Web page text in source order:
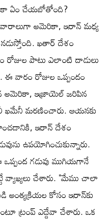
ఏం చేయబోతోంది?
వారాలుగా అమెరికా, ఇరాన్ మధ్య
ఖతార్ దేశం
రోజుల పాటు ఎలాంటి దాడులు
ఈ వారం రోజుల ఒప్పందం
అమెరికా, ఇజ్రాయెల్ జరిపిన
ఖమేనీ మరణించారు. ఆయనకు
ఇరాన్ దేశం
ఉపయోగించుకున్నారు.
గడువు ముగియగానే
వ్యాఖ్యలు చేశారు. "మేము చాలా
అంత్యక్రియల కోసం ఇరాన్‌కు
ట్రంప్ ఎద్దేవా చేశారు. ఒక